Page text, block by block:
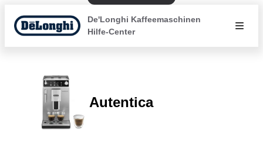
De'Longhi Kaffeemaschinen
Hilfe-Center
Autentica